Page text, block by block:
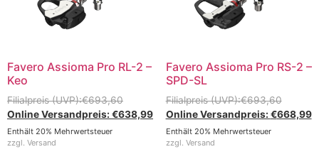
Favero Assioma Pro RL-2 –
Keo
€693,60
€638,99
Enthält 20% Mehrwertsteuer
zzgl. Versand
Favero Assioma Pro RS-2 –
SPD-SL
€693,60
€668,99
Enthält 20% Mehrwertsteuer
zzgl. Versand